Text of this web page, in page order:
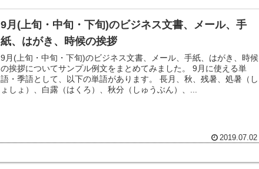
9月(上旬・中旬・下旬)のビジネス文書、メール、手
紙、はがき、時候の挨拶
9月(上旬・中旬・下旬)のビジネス文書、メール、手紙、はがき、時候
の挨拶についてサンプル例文をまとめてみました。 9月に使える単
語・季語として、以下の単語があります。 長月、秋、残暑、処暑（し
ょしょ）、白露（はくろ）、秋分（しゅうぶん）、...
2019.07.02